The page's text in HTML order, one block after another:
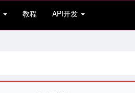
教程 API开发